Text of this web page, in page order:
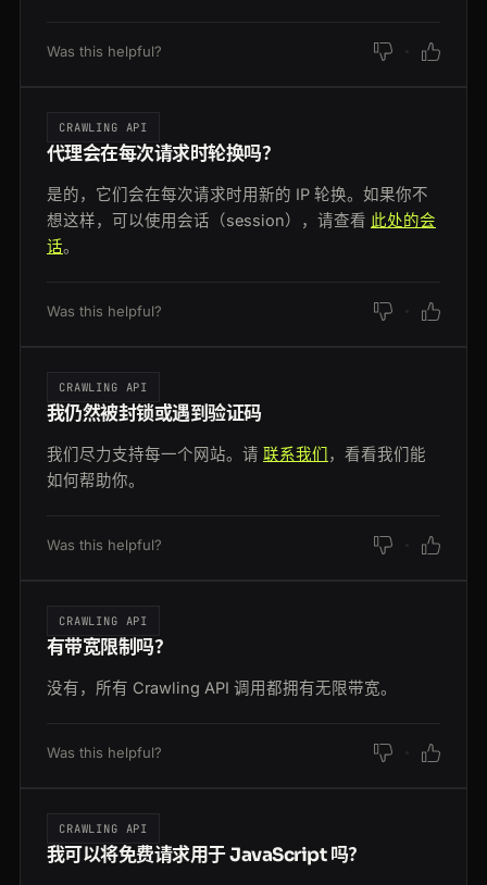
Was this helpful?
代理会在每次请求时轮换吗？
CRAWLING API
是的，它们会在每次请求时用新的 IP 轮换。如果你不
想这样，可以使用会话（session），请查看 此处的会
话。
Was this helpful?
我仍然被封锁或遇到验证码
CRAWLING API
我们尽力支持每一个网站。请 联系我们 ，看看我们能
如何帮助你。
Was this helpful?
有带宽限制吗？
CRAWLING API
没有，所有 Crawling API 调用都拥有无限带宽。
Was this helpful?
我可以将免费请求用于 JavaScript 吗？
CRAWLING API